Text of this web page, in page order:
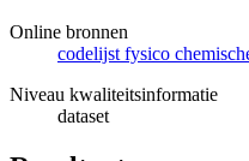
Online bronnen
codelijst fysico
Niveau kwaliteitsinformatie
dataset